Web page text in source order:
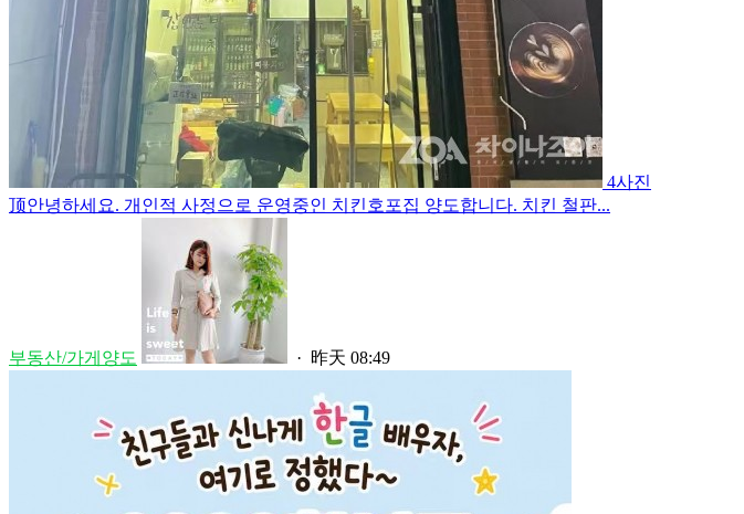
4사진
顶안녕하세요. 개인적 사정으로 운영중인 치킨호포집 양도합니다. 치킨 철판...
부동산/가게양도 · 昨天 08:49